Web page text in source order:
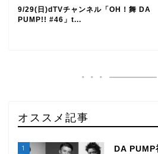
9/29(日)dTVチャンネル「OH！舞 DA
PUMP!! #46」t...
オススメ記事
1
DA